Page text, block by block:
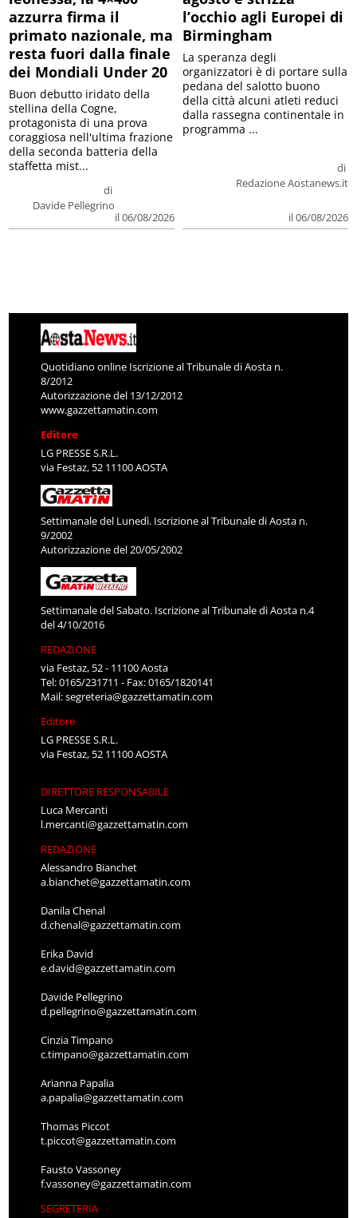
azzurra firma il
primato nazionale, ma
resta fuori dalla finale
dei Mondiali Under 20
di
Davide Pellegrino
il 06/08/2026
Buon debutto iridato della
stellina della Cogne,
protagonista di una prova
coraggiosa nell'ultima frazione
della seconda batteria della
staffetta mist...
l’occhio agli Europei di
Birmingham
di
Redazione Aostanews.it
il 06/08/2026
La speranza degli
organizzatori è di portare sulla
pedana del salotto buono
della città alcuni atleti reduci
dalla rassegna continentale in
programma ...
Quotidiano online Iscrizione al Tribunale di Aosta n.
8/2012
Autorizzazione del 13/12/2012
www.gazzettamatin.com
Editore
LG PRESSE S.R.L.
via Festaz, 52 11100 AOSTA
Settimanale del Lunedì. Iscrizione al Tribunale di Aosta n.
9/2002
Autorizzazione del 20/05/2002
Settimanale del Sabato. Iscrizione al Tribunale di Aosta n.4
del 4/10/2016
REDAZIONE
via Festaz, 52 - 11100 Aosta
Tel: 0165/231711 - Fax: 0165/1820141
Mail:segreteria@gazzettamatin.com
Editore
LG PRESSE S.R.L.
via Festaz, 52 11100 AOSTA
DIRETTORE RESPONSABILE
Luca Mercanti
l.mercanti@gazzettamatin.com
REDAZIONE
Alessandro Bianchet
a.bianchet@gazzettamatin.com
Danila Chenal
d.chenal@gazzettamatin.com
Erika David
e.david@gazzettamatin.com
Davide Pellegrino
d.pellegrino@gazzettamatin.com
Cinzia Timpano
c.timpano@gazzettamatin.com
Arianna Papalia
a.papalia@gazzettamatin.com
Thomas Piccot
t.piccot@gazzettamatin.com
Fausto Vassoney
f.vassoney@gazzettamatin.com
SEGRETERIA